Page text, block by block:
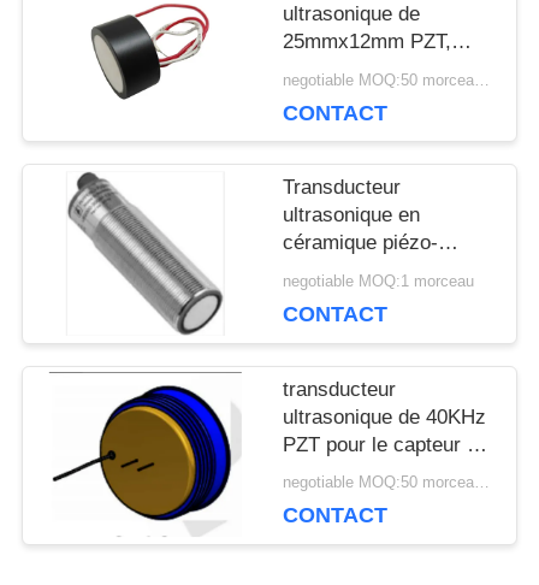
PRIVACY
POLICY
ultrasonique de
25mmx12mm PZT,
transducteur 112KHz
ultrasonique
negotiable MOQ:50 morceaux/morceaux
CONTACT
Transducteur
ultrasonique en
céramique piézo-
électrique
M30 pour le mètre de
negotiable MOQ:1 morceau
CONTACT
transducteur
ultrasonique de 40KHz
PZT pour le capteur de
niveau de logement ennegotiable MOQ:50 morceaux/morceaux
CONTACT